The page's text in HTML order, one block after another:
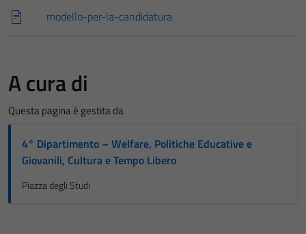
modello-per-la-candidatura
A cura di
Questa pagina è gestita da
4° Dipartimento – Welfare, Politiche Educative e
Giovanili, Cultura e Tempo Libero
Piazza degli Studi